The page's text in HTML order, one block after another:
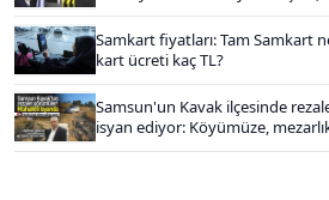
Samkart fiyatları: Tam Samkart
kart ücreti kaç TL?
Samsun'un Kavak ilçesinde
isyan ediyor: Köyümüze,